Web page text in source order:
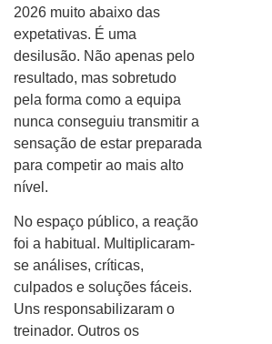
2026 muito abaixo das
expetativas. É uma
desilusão. Não apenas pelo
resultado, mas sobretudo
pela forma como a equipa
nunca conseguiu transmitir a
sensação de estar preparada
para competir ao mais alto
nível.
No espaço público, a reação
foi a habitual. Multiplicaram-
se análises, críticas,
culpados e soluções fáceis.
Uns responsabilizaram o
treinador. Outros os